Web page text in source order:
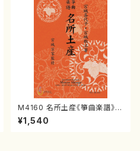
M4160 名所土産《箏曲楽譜》
（箏/宮城喜代子・宮城数江著・
宮城宗家監修/箏曲古典楽譜）
¥1,540